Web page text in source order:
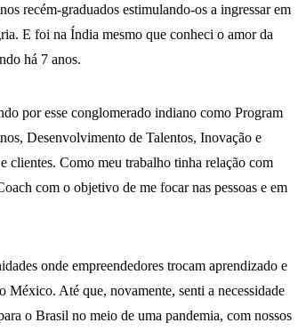
recém-graduados estimulando-os a ingressar em
E foi na Índia mesmo que conheci o amor da
há 7 anos.
por esse conglomerado indiano como Program
Desenvolvimento de Talentos, Inovação e
clientes. Como meu trabalho tinha relação com
com o objetivo de me focar nas pessoas e em
onde empreendedores trocam aprendizado e
México. Até que, novamente, senti a necessidade
o Brasil no meio de uma pandemia, com nossos